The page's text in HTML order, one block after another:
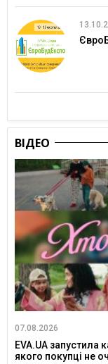
ВІДЕО
07.08.2026
EVA.UA запустила
якого покупці не